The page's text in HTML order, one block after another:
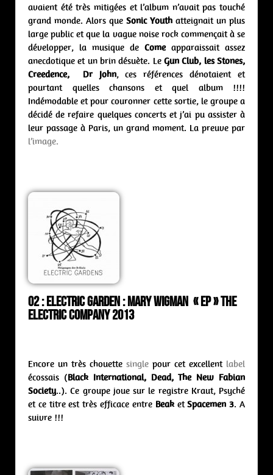
avaient été très mitigées et l’album n’avait pas touché
grand monde. Alors que Sonic Youth atteignait un plus
large public et que la vague noise rock commençait à se
développer, la musique de Comeapparaissait assez
anecdotique et un brin désuète. Le Gun Club, les Stones,
Creedence, Dr John, ces références dénotaient et
pourtant quelles chansons et quel album !!!!
Indémodable et pour couronner cette sortie, le groupe a
décidé de refaire quelques concerts et j’ai pu assister à
leur passage à Paris, un grand moment. La preuve par
l’image.
02 : Electric Garden : mary wigman « ep » The
Electric Company 2013
Encore un très chouette single pour cet excellent label
écossais (Black International, Dead, The New Fabian
Society..). Ce groupe joue sur le registre Kraut, Psyché
et ce titre est très efficace entre Beak etSpacemen 3. A
suivre !!!